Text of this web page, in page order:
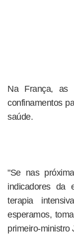
Na França, as
confinamentos
saúde.
"Se nas
indicadores da
terapia
esperamos,
primeiro-ministro